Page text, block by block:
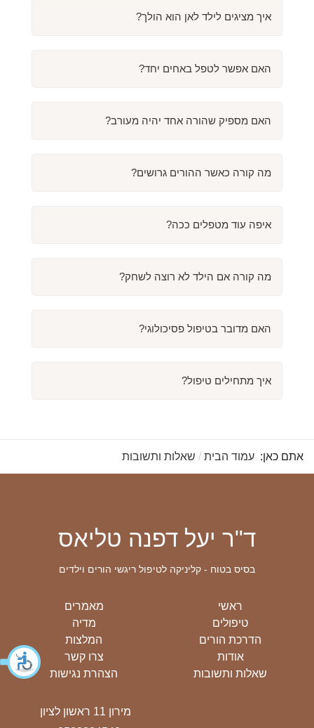
איך מציגים לילד לאן הוא הולך?
האם אפשר לטפל באחים יחד?
האם מספיק שהורה אחד יהיה מעורב?
מה קורה כאשר ההורים גרושים?
איפה עוד מטפלים ככה?
מה קורה אם הילד לא רוצה לשחק?
האם מדובר בטיפול פסיכולוגי?
איך מתחילים טיפול?
אתם כאן: עמוד הבית שאלות ותשובות
ד"ר יעל דפנה טליאס
בסיס בטוח - קליניקה לטיפול ריגשי הורים וילדים
ראשי
טיפולים
הדרכת הורים
אודות
שאלות ותשובות
מאמרים
מדיה
המלצות
צרו קשר
הצהרת נגישות
מירון 11 ראשון לציון